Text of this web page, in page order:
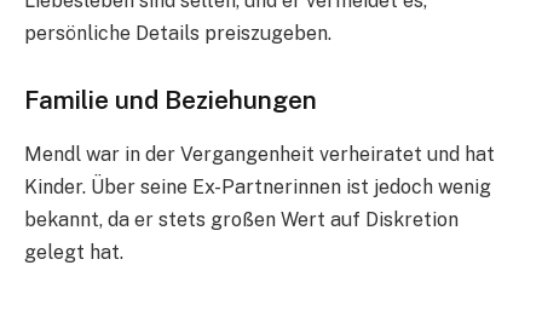
persönliche Details preiszugeben.
Familie und Beziehungen
Mendl war in der Vergangenheit verheiratet und hat
Kinder. Über seine Ex-Partnerinnen ist jedoch wenig
bekannt, da er stets großen Wert auf Diskretion
gelegt hat.